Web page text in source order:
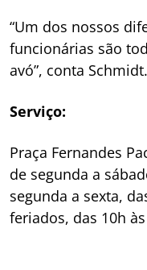
“Um dos nossos
funcionárias são
avó”, conta Schmidt.
Serviço:
Praça Fernandes
de segunda a
segunda a sexta,
feriados, das 10h